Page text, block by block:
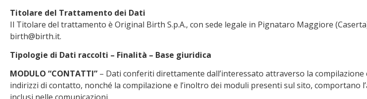
Titolare del Trattamento dei Dati
Il Titolare del trattamento è Original Birth S.p.A., con sede legale in Pignataro Maggiore
birth@birth.it.
Tipologie di Dati raccolti – Finalità – Base giuridica
MODULO “CONTATTI” – Dati conferiti direttamente dall’interessato attraverso la
indirizzi di contatto, nonché la compilazione e l’inoltro dei moduli presenti sul sito,